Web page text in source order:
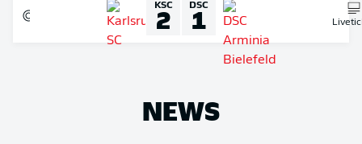
KSC
2 DSC
1
NEWS